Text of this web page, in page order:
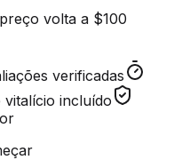
volta a $100
verificadas
vitalício incluído